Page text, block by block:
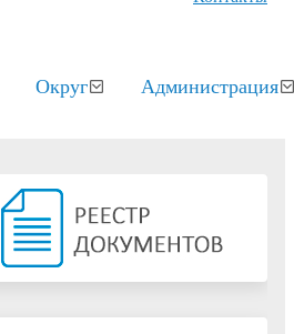
Округ Администрация